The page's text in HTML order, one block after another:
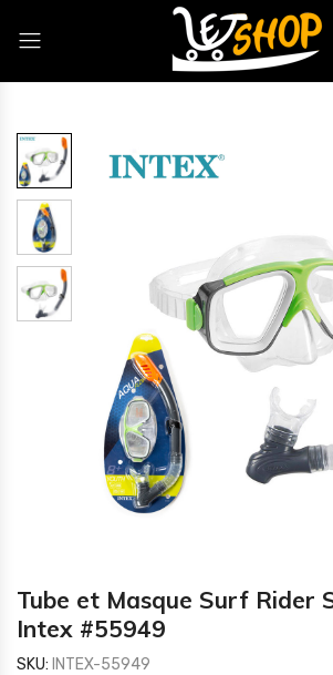
Tube et Masque Surf Rider
Intex #55949
SKU: INTEX-55949